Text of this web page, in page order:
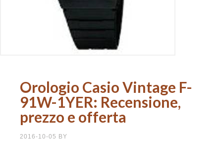
Orologio Casio Vintage F-
91W-1YER: Recensione,
prezzo e offerta
2016-10-05 BY